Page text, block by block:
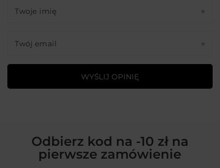
Twoje imię
Twój email
WYŚLIJ OPINIĘ
Odbierz kod na -10 zł na
pierwsze zamówienie